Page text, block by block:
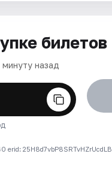
билетов
назад
25H8d7vbP8SRTvHZrUcdLB